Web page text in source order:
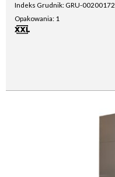
Indeks Grudnik: GRU-00200172
Opakowania: 1